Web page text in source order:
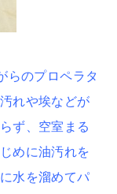
らのプロペラタ
れや埃などが
ず、空室まる
めに油汚れを
水を溜めてパ